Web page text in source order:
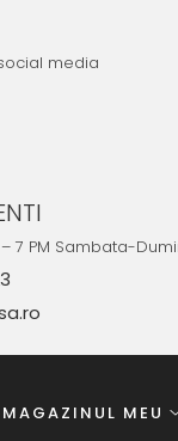
media
– 7 PM Sambata-
MAGAZINUL MEU